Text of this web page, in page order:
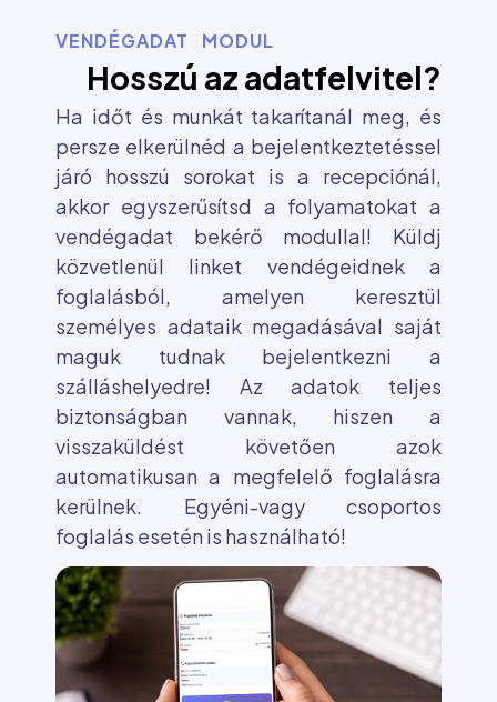
VENDÉGADAT MODUL
Hosszú az adatfelvitel?
Ha időt és munkát takarítanál meg, és
persze elkerülnéd a bejelentkeztetéssel
járó hosszú sorokat is a recepciónál,
akkor egyszerűsítsd a folyamatokat a
vendégadat bekérő modullal! Küldj
közvetlenül linket vendégeidnek a
foglalásból, amelyen keresztül
személyes adataik megadásával saját
maguk tudnak bejelentkezni a
szálláshelyedre! Az adatok teljes
biztonságban vannak, hiszen a
visszaküldést követően azok
automatikusan a megfelelő foglalásra
kerülnek. Egyéni-vagy csoportos
foglalás esetén is használható!